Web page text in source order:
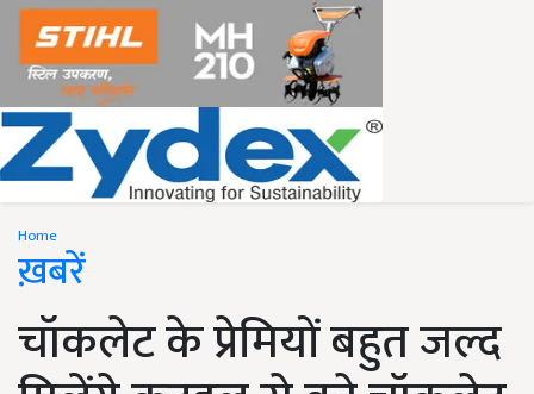
Home
ख़बरें
चॉकलेट के प्रेमियों बहुत जल्द